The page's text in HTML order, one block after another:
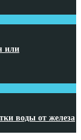
или
воды от железа